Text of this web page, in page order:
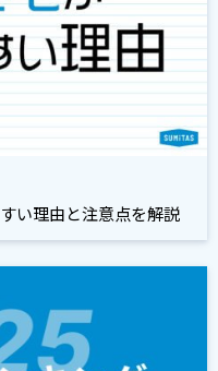
い理由と注意点を解説